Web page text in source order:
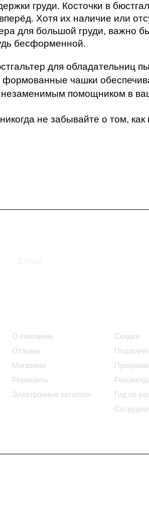
груди. Косточки в
Хотя их наличие или
для большой груди, важно
бесформенной.
для обладательниц
формованные чашки
незаменимым помощником в
не забывайте о том,
О компании
Отзывы
Магазины
Реквизиты
Электронные каталоги
Скидки
Гид по